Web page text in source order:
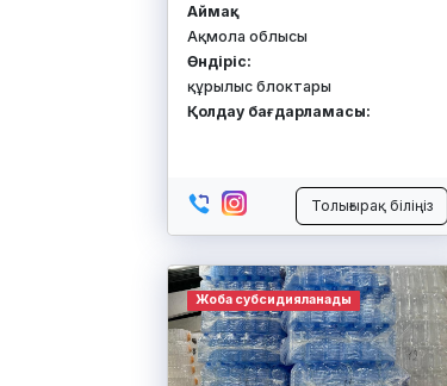
Аймақ:
Ақмола облысы
Өндіріс:
құрылыс блоктары
Қолдау бағдарламасы:
Толығырақ біліңіз
Жоба субсидияланады